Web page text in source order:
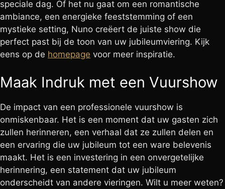
speciale dag. Of het nu gaat om een romantische
ambiance, een energieke feeststemming of een
mystieke setting, Nuno creëert de juiste show die
perfect past bij de toon van uw jubileumviering. Kijk
eens op de homepage voor meer inspiratie.
Maak Indruk met een Vuurshow
De impact van een professionele vuurshow is
onmiskenbaar. Het is een moment dat uw gasten zich
zullen herinneren, een verhaal dat ze zullen delen en
een ervaring die uw jubileum tot een ware belevenis
maakt. Het is een investering in een onvergetelijke
herinnering, een statement dat uw jubileum
onderscheidt van andere vieringen. Wilt u meer weten?